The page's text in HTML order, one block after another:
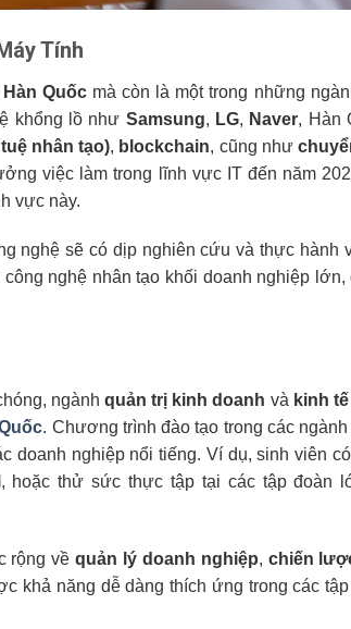
Tính
Hàn Quốcmà còn là một trong những
khổng lồ như Samsung, LG, Naver, Hàn
nhân tạo), blockchain, cũng như
việc làm trong lĩnh vực IT đến năm
vực này.
nghệ sẽ có dịp nghiên cứu và thực hành
nghệ nhân tạo khối doanh nghiệp lớn,
ngànhquản trị kinh doanh và kinh tế
. Chương trình đào tạo trong các
nghiệp nổi tiếng. Ví dụ, sinh viên
, hoặc thử sức thực tập tại các tập đoàn
rộng vềquản lý doanh nghiệp, chiến
khả năng dễ dàng thích ứng trong các